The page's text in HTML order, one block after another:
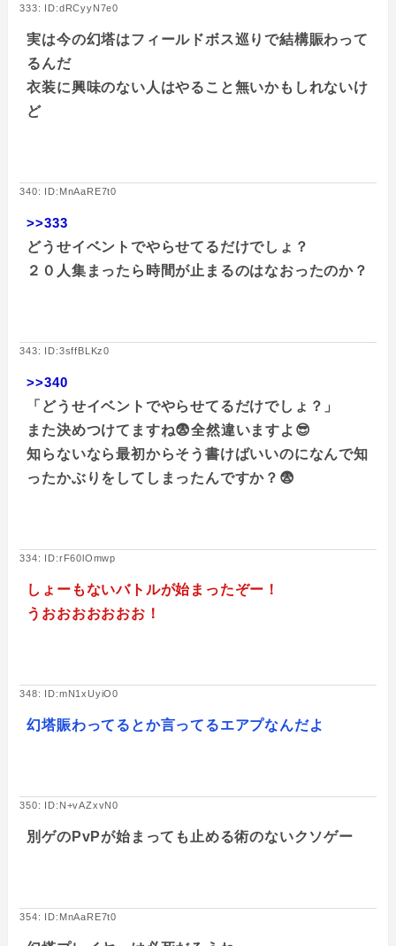
333: ID:dRCyyN7e0
実は今の幻塔はフィールドボス巡りで結構賑わって
るんだ
衣装に興味のない人はやること無いかもしれないけ
ど
340: ID:MnAaRE7t0
>>333
どうせイベントでやらせてるだけでしょ？
２０人集まったら時間が止まるのはなおったのか？
343: ID:3sffBLKz0
>>340
「どうせイベントでやらせてるだけでしょ？」
また決めつけてますね😨全然違いますよ😎
知らないなら最初からそう書けばいいのになんで知
ったかぶりをしてしまったんですか？😨
334: ID:rF60lOmwp
しょーもないバトルが始まったぞー！
うおおおおおおお！
348: ID:mN1xUyiO0
幻塔賑わってるとか言ってるエアプなんだよ
350: ID:N+vAZxvN0
別ゲのPvPが始まっても止める術のないクソゲー
354: ID:MnAaRE7t0